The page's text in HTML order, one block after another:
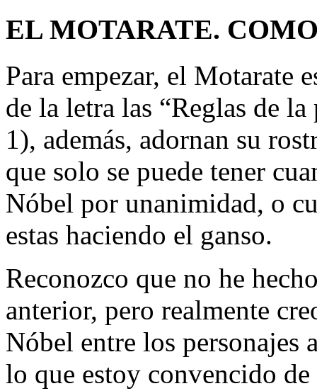
EL MOTARATE.
Para empezar, el Motarate
de la letra las “Reglas de
1), además, adornan su
que solo se puede tener
Nóbel por unanimidad, o
estas haciendo el ganso.
Reconozco que no he
anterior, pero realmente
Nóbel entre los personajes
lo que estoy convencido